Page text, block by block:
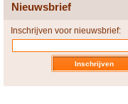
Nieuwsbrief
Inschrijven voor nieuwsbrief: